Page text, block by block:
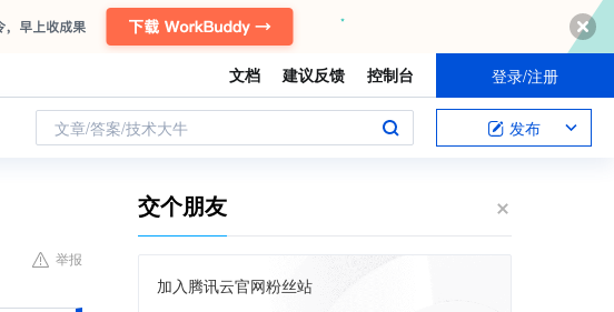
文档 建议反馈 控制台 登录/注册
文章/答案/技术大牛 发布
举报
交个朋友
加入腾讯云官网粉丝站